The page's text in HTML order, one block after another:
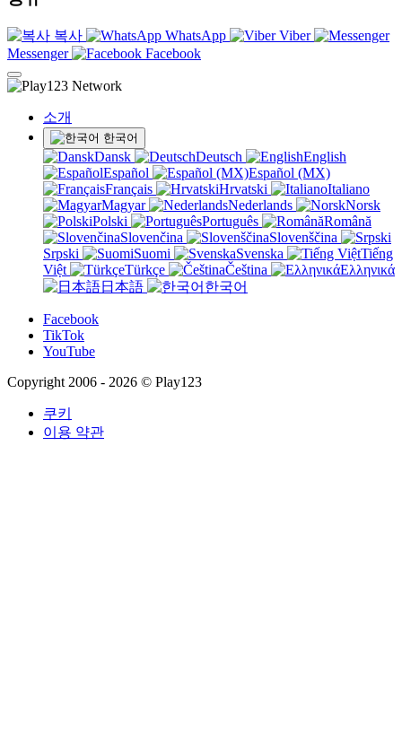
복사 WhatsApp
Viber
Messenger
Facebook
소개
한국어
Dansk Deutsch
English
Español
Español (MX)
Français
Hrvatski
Italiano
Magyar
Nederlands
Norsk
Polski
Português
Română
Slovenčina
Slovenščina
Srpski
Suomi Svenska
Tiếng
Việt
Türkçe Čeština
Ελληνικά
日本語
한국어
Facebook
TikTok
YouTube
Copyright 2006 - 2026 © Play123
쿠키
이용 약관